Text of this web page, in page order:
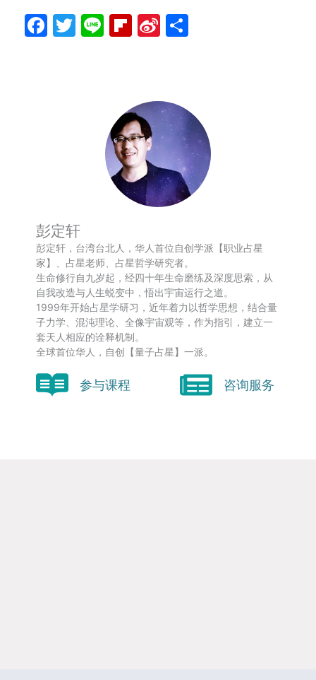
Facebook
Twitter
LineFlipboard
Sina
彭定轩
彭定轩，台湾台北人，华人首位自创学派【职业占星
家】、占星老师、占星哲学研究者。
生命修行自九岁起，经四十年生命磨练及深度思索，从
自我改造与人生蜕变中，悟出宇宙运行之道。
1999年开始占星学研习，近年着力以哲学思想，结合量
子力学、混沌理论、全像宇宙观等，作为指引，建立一
套天人相应的诠释机制。
全球首位华人，自创【量子占星】一派。
参与课程 咨询服务